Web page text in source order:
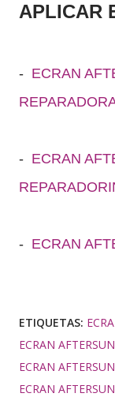
APLICAR
- ECRAN
- ECRAN
- ECRAN
ETIQUETAS:
ECRAN
ECRAN
ECRAN